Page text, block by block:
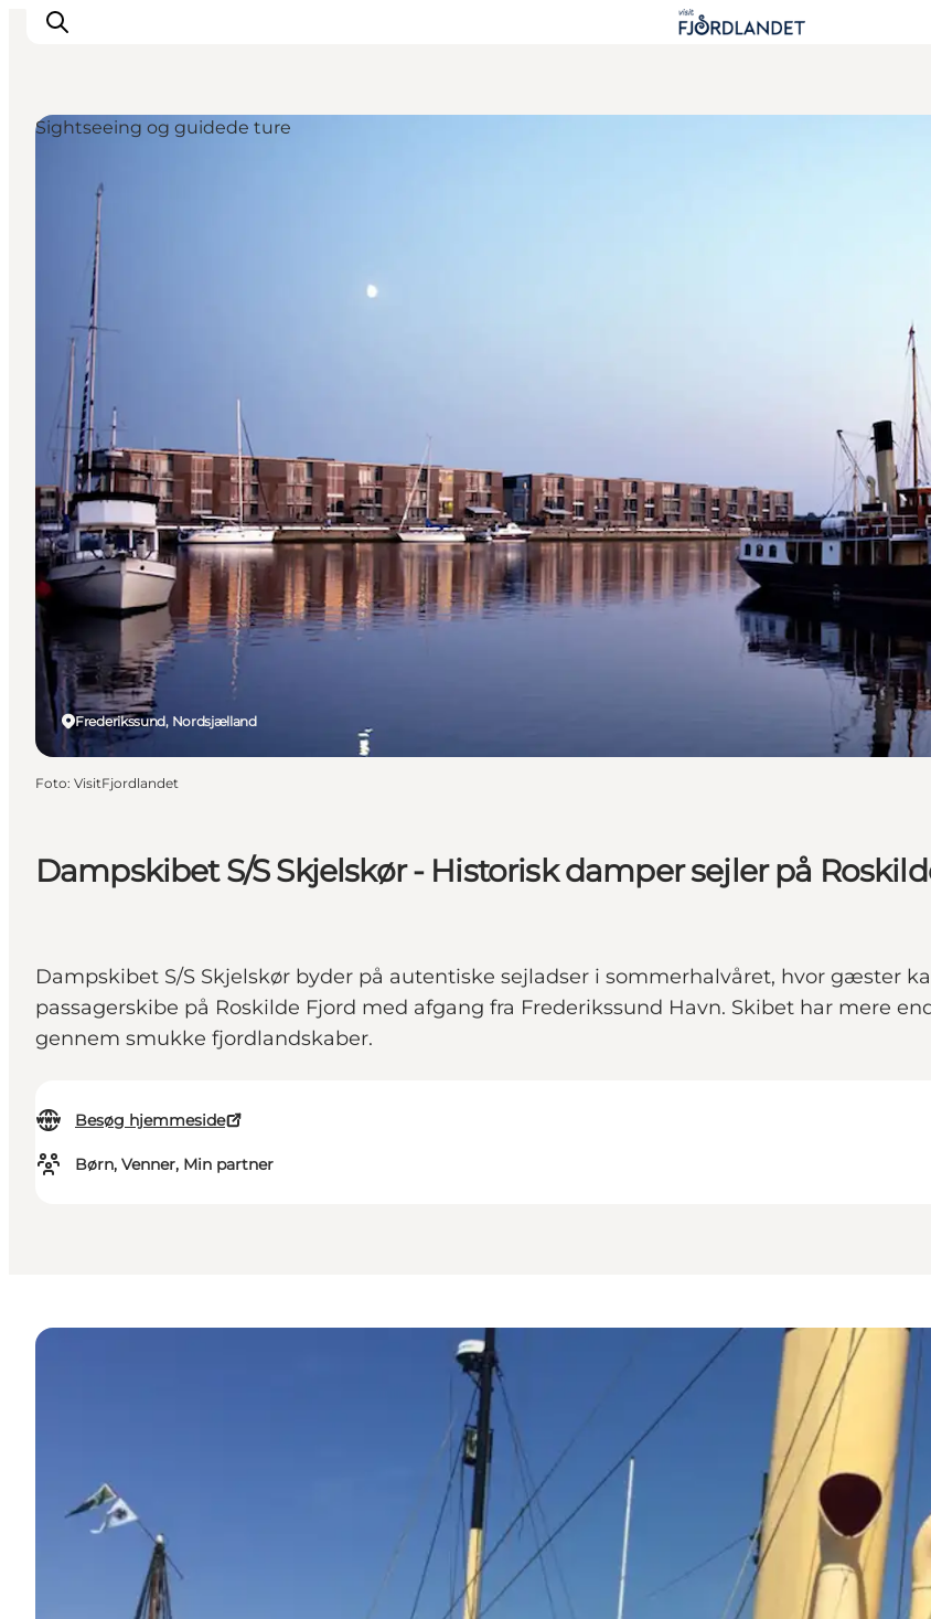
Byer & steder
Det sker
Guides & inspiration
Overnatning
Oplevelser
Dampskibet S/S Skjelskør - Historisk damper sejler på
Dampskibet S/S Skjelskør byder på autentiske sejladser i sommerhalvåret, hvor gæster
passagerskibe på Roskilde Fjord med afgang fra Frederikssund Havn. Skibet har mere
gennem smukke fjordlandskaber.
Besøg hjemmeside
Børn, Venner, Min partner
Frederikssund, Nordsjælland
Sightseeing og guidede ture
Foto: VisitFjordlandet